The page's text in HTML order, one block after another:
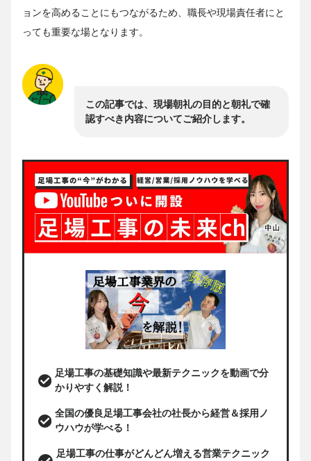
ョンを高めることにもつながるため、職長や現場責任者にと
っても重要な場となります。
この記事では、現場朝礼の目的と朝礼で確
認すべき内容についてご紹介します。
足場工事の基礎知識や最新テクニックを動画で分
かりやすく解説！
全国の優良足場工事会社の社長から経営＆採用ノ
ウハウが学べる！
足場工事の仕事がどんどん増える営業テクニック